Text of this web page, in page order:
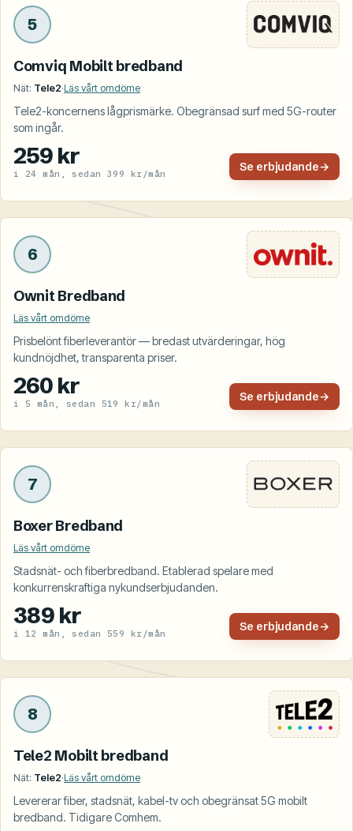
5
Comviq Mobilt bredband
Nät: Tele2·Läs vårt omdöme
Tele2-koncernens lågprismärke. Obegränsad surf med 5G-router
som ingår.
259 kr
i 24 mån, sedan 399 kr/mån Se erbjudande→
6
Ownit Bredband
Läs vårt omdöme
Prisbelönt fiberleverantör — bredast utvärderingar, hög
kundnöjdhet, transparenta priser.
260 kr
i 5 mån, sedan 519 kr/mån Se erbjudande→
7
Boxer Bredband
Läs vårt omdöme
Stadsnät- och fiberbredband. Etablerad spelare med
konkurrenskraftiga nykundserbjudanden.
389 kr
i 12 mån, sedan 559 kr/mån Se erbjudande→
8
Tele2 Mobilt bredband
Nät: Tele2·Läs vårt omdöme
Levererar fiber, stadsnät, kabel-tv och obegränsat 5G mobilt
bredband. Tidigare Comhem.